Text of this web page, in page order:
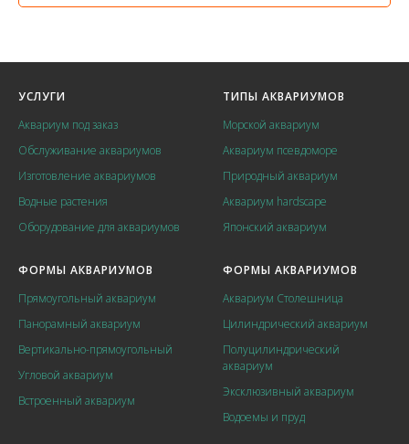
УСЛУГИ
Аквариум под заказ
Обслуживание аквариумов
Изготовление аквариумов
Водные растения
Оборудование для аквариумов
ТИПЫ АКВАРИУМОВ
Морской аквариум
Аквариум псевдоморе
Природный аквариум
Аквариум hardscape
Японский аквариум
ФОРМЫ АКВАРИУМОВ
Прямоугольный аквариум
Панорамный аквариум
Вертикально-прямоугольный
Угловой аквариум
Встроенный аквариум
ФОРМЫ АКВАРИУМОВ
Аквариум Столешница
Цилиндрический аквариум
Полуцилиндрический
аквариум
Эксклюзивный аквариум
Водоемы и пруд